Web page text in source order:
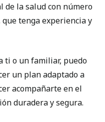
la salud con número
tenga experiencia y
ti o un familiar, puedo
un plan adaptado a
acompañarte en el
duradera y segura.